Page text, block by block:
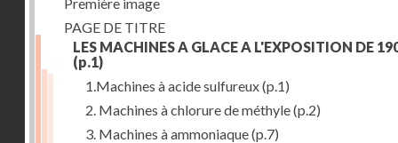
PAGE DE TITRE
LES MACHINES A GLACE A L'EXPOSITION DE
(p.1)
1.Machines à acide sulfureux(p.1)
2. Machines à chlorure de méthyle(p.2)
3. Machines à ammoniaque(p.7)